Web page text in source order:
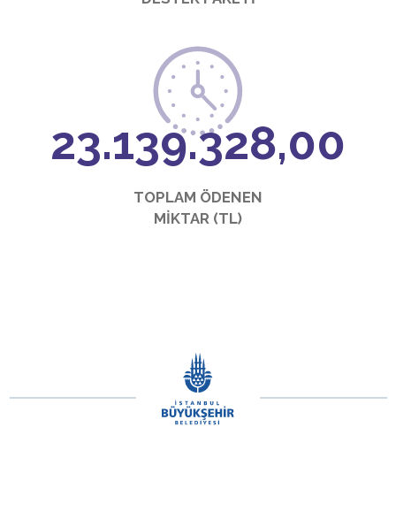
25.489.416,00
TOPLAM ÖDENEN
MİKTAR (TL)